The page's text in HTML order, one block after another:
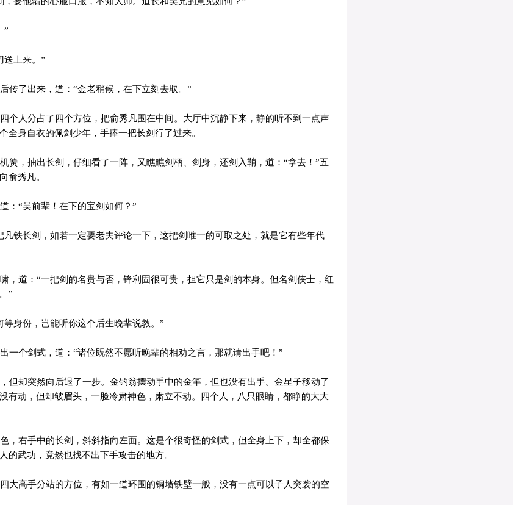
”
上来。”
传了出来，道：“金老稍候，在下立刻去取。”
个人分占了四个方位，把俞秀凡围在中间。大厅中沉静下来，静的听不到一点声
全身自衣的佩剑少年，手捧一把长剑行了过来。
簧，抽出长剑，仔细看了一阵，又瞧瞧剑柄、剑身，还剑入鞘，道：“拿去！”五
俞秀凡。
：“吴前辈！在下的宝剑如何？”
铁长剑，如若一定要老夫评论一下，这把剑唯一的可取之处，就是它有些年代
，道：“一把剑的名贵与否，锋利固很可贵，担它只是剑的本身。但名剑侠士，红
”
身份，岂能听你这个后生晚辈说教。”
一个剑式，道：“诸位既然不愿听晚辈的相劝之言，那就请出手吧！”
但却突然向后退了一步。金钓翁摆动手中的金竿，但也没有出手。金星子移动了
有动，但却皱眉头，一脸冷肃神色，肃立不动。四个人，八只眼睛，都睁的大大
，右手中的长剑，斜斜指向左面。这是个很奇怪的剑式，但全身上下，却全都保
的武功，竟然也找不出下手攻击的地方。
大高手分站的方位，有如一道环围的铜墙铁壁一般，没有一点可以子人突袭的空